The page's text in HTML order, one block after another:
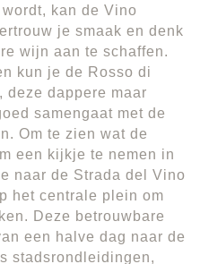
kan de Vino
je smaak en denk
wijn aan te schaffen.
kun je de Rosso di
deze dappere maar
samengaat met de
Om te zien wat de
een kijkje te nemen in
naar de Strada del Vino
het centrale plein om
Deze betrouwbare
een halve dag naar de
stadsrondleidingen,